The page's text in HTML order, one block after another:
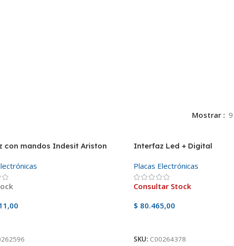
Mostrar 9
con mandos Indesit Ariston Interfaz Led + Digital
Placas Electrónicas
Consultar Stock
$ 80.465,00
SKU: C00264378